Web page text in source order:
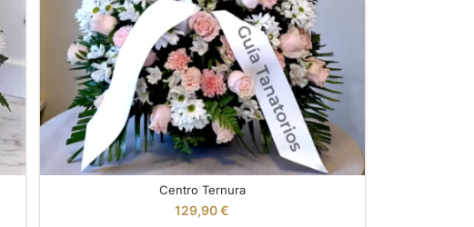
Centro Ternura
129,90€